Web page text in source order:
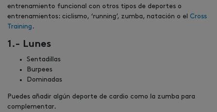
entrenamiento funcional con otros tipos de deportes o
entrenamientos: ciclismo, ‘running’, zumba, natación o el Cross
Training .
1.- Lunes
Sentadillas
Burpees
Dominadas
Puedes añadir algún deporte de cardio como la zumba para
complementar.